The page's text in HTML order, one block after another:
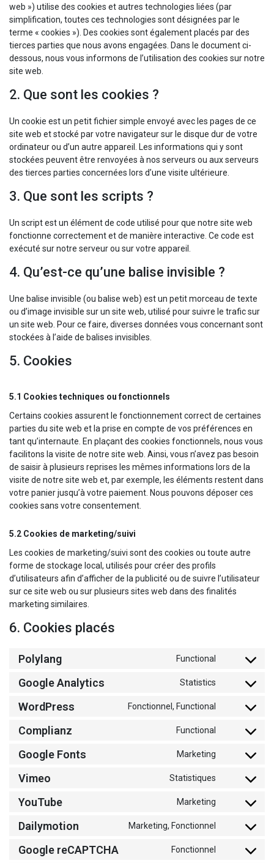
web ») utilise des cookies et autres technologies liées (par
simplification, toutes ces technologies sont désignées par le
terme « cookies »). Des cookies sont également placés par des
tierces parties que nous avons engagées. Dans le document ci-
dessous, nous vous informons de l’utilisation des cookies sur notre
site web.
2. Que sont les cookies ?
Un cookie est un petit fichier simple envoyé avec les pages de ce
site web et stocké par votre navigateur sur le disque dur de votre
ordinateur ou d’un autre appareil. Les informations qui y sont
stockées peuvent être renvoyées à nos serveurs ou aux serveurs
des tierces parties concernées lors d’une visite ultérieure.
3. Que sont les scripts ?
Un script est un élément de code utilisé pour que notre site web
fonctionne correctement et de manière interactive. Ce code est
exécuté sur notre serveur ou sur votre appareil.
4. Qu’est-ce qu’une balise invisible ?
Une balise invisible (ou balise web) est un petit morceau de texte
ou d’image invisible sur un site web, utilisé pour suivre le trafic sur
un site web. Pour ce faire, diverses données vous concernant sont
stockées à l’aide de balises invisibles.
5. Cookies
5.1 Cookies techniques ou fonctionnels
Certains cookies assurent le fonctionnement correct de certaines
parties du site web et la prise en compte de vos préférences en
tant qu’internaute. En plaçant des cookies fonctionnels, nous vous
facilitons la visite de notre site web. Ainsi, vous n’avez pas besoin
de saisir à plusieurs reprises les mêmes informations lors de la
visite de notre site web et, par exemple, les éléments restent dans
votre panier jusqu’à votre paiement. Nous pouvons déposer ces
cookies sans votre consentement.
5.2 Cookies de marketing/suivi
Les cookies de marketing/suivi sont des cookies ou toute autre
forme de stockage local, utilisés pour créer des profils
d’utilisateurs afin d’afficher de la publicité ou de suivre l’utilisateur
sur ce site web ou sur plusieurs sites web dans des finalités
marketing similaires.
6. Cookies placés
Polylang Functional
Consent
service
Google Analytics Statistics
Consent
service
analytics
WordPress Fonctionnel, Functional
Consent
service
Complianz Functional
Consent
service
Google Fonts Marketing
Consent
service
Vimeo Statistiques
Consent
service
YouTube Marketing
Consent
service
Dailymotion Marketing, Fonctionnel
Consent
service
Google reCAPTCHA Fonctionnel
Consent